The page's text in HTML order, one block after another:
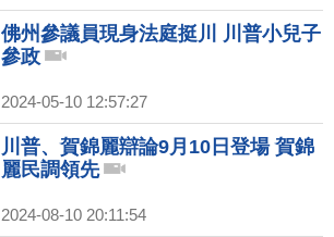
佛州參議員現身法庭挺川 川普小兒子
參政
2024-05-10 12:57:27
川普、賀錦麗辯論9月10日登場 賀錦
麗民調領先
2024-08-10 20:11:54